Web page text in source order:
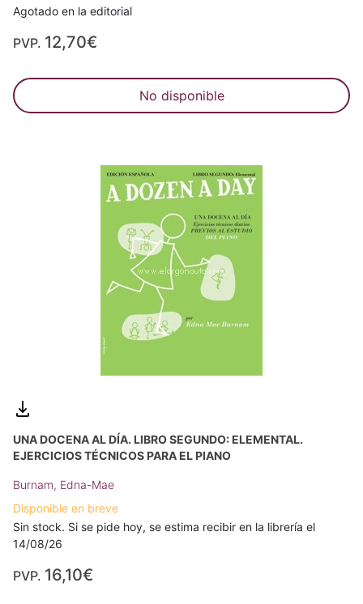
Agotado en la editorial
PVP. 12,70€
No disponible
UNA DOCENA AL DÍA. LIBRO SEGUNDO: ELEMENTAL.
EJERCICIOS TÉCNICOS PARA EL PIANO
Burnam, Edna-Mae
Disponible en breve
Sin stock. Si se pide hoy, se estima recibir en la librería el
14/08/26
PVP. 16,10€